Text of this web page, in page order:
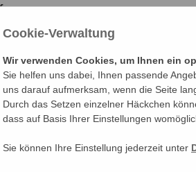
1
2
Cookie-Verwaltung
Wir verwenden Cookies, um Ihnen ein
Sie helfen uns dabei, Ihnen passende
uns darauf aufmerksam, wenn die Seite
Durch das Setzen einzelner Häckchen
dass auf Basis Ihrer Einstellungen
Sie können Ihre Einstellung jederzeit unter